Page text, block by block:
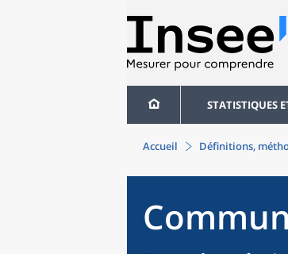
STATISTIQUES
Accueil Définitions,